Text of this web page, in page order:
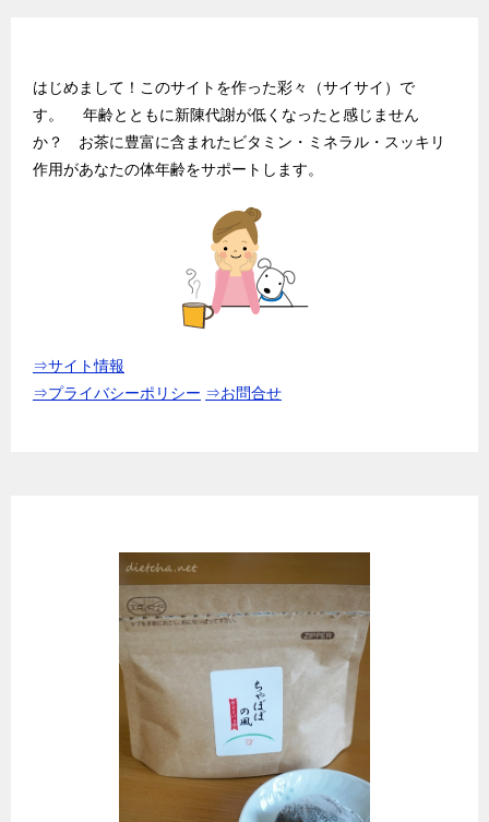
はじめまして！このサイトを作った彩々（サイサイ）で
す。 年齢とともに新陳代謝が低くなったと感じません
か？ お茶に豊富に含まれたビタミン・ミネラル・スッキリ
作用があなたの体年齢をサポートします。
⇒サイト情報
⇒プライバシーポリシー ⇒お問合せ